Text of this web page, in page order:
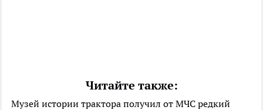
Читайте также:
Музей истории трактора получил от МЧС редкий